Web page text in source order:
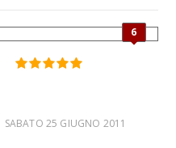
6
SABATO 25 GIUGNO 2011